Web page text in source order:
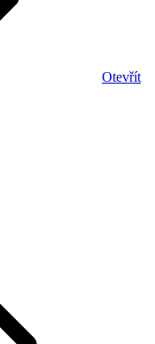
Otevřít